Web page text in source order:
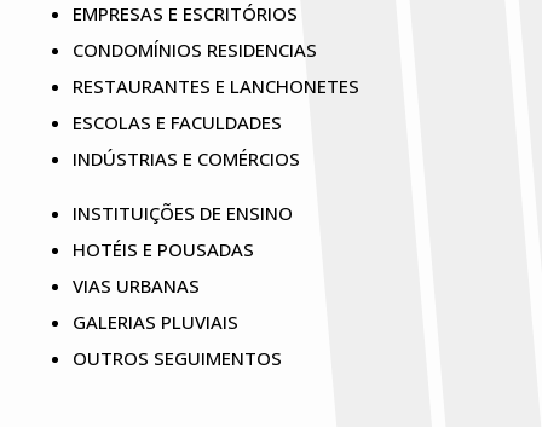
EMPRESAS E ESCRITÓRIOS
CONDOMÍNIOS RESIDENCIAS
RESTAURANTES E LANCHONETES
ESCOLAS E FACULDADES
INDÚSTRIAS E COMÉRCIOS
INSTITUIÇÕES DE ENSINO
HOTÉIS E POUSADAS
VIAS URBANAS
GALERIAS PLUVIAIS
OUTROS SEGUIMENTOS